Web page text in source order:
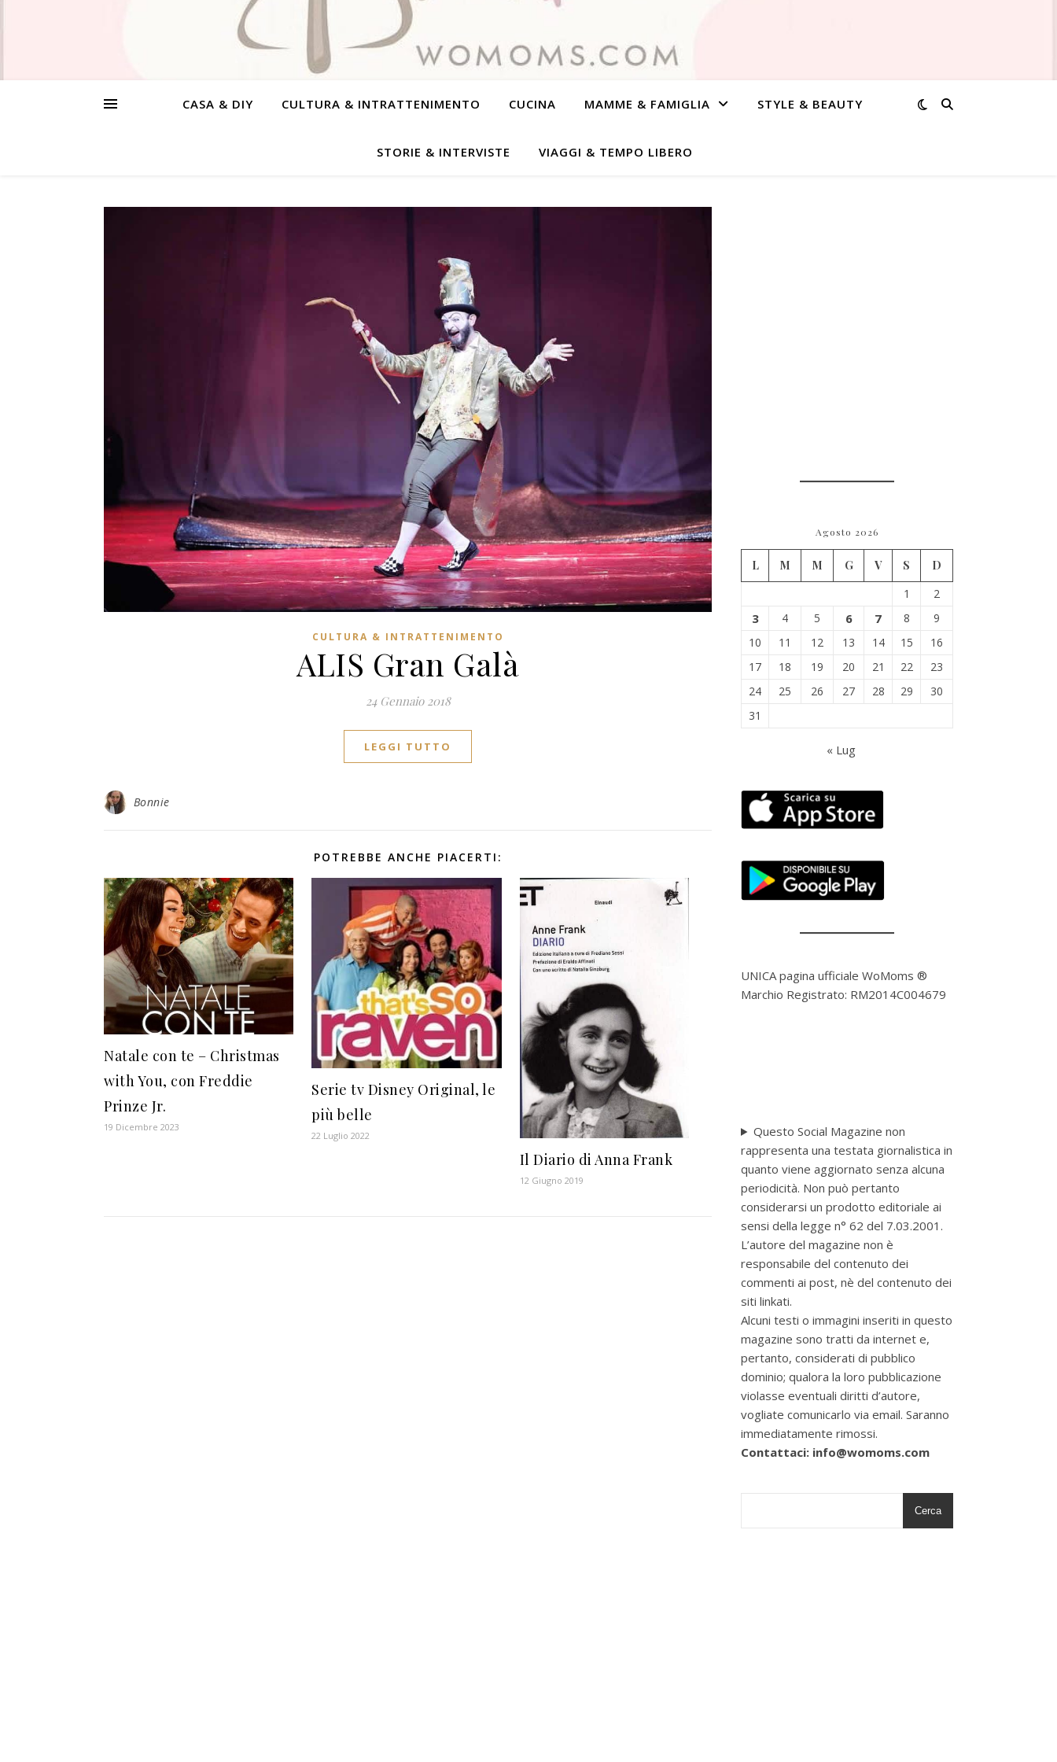
CASA & DIY CULTURA & INTRATTENIMENTO CUCINA MAMME & FAMIGLIA STYLE & BEAUTY
STORIE & INTERVISTE VIAGGI & TEMPO LIBERO
CULTURA & INTRATTENIMENTO
ALIS Gran Galà
24 Gennaio 2018
LEGGI TUTTO
Bonnie
POTREBBE ANCHE PIACERTI:
Natale con te – Christmas
with You, con Freddie
Prinze Jr.
19 Dicembre 2023
Serie tv Disney Original, le
più belle
22 Luglio 2022
Il Diario di Anna Frank
12 Giugno 2019
Agosto 2026
L M M G V S
D
1
2
3 4 5 6 7 8
9
10
11 12 13 14 15
16
17
18 19 20 21 22
23
24
25 26 27 28 29
30
31
« Lug
UNICA pagina ufficiale WoMoms ®
Marchio Registrato: RM2014C004679
Questo Social Magazine non
rappresenta una testata giornalistica in
quanto viene aggiornato senza alcuna
periodicità. Non può pertanto
considerarsi un prodotto editoriale ai
sensi della legge n° 62 del 7.03.2001.
L’autore del magazine non è
responsabile del contenuto dei
commenti ai post, nè del contenuto dei
siti linkati.
Alcuni testi o immagini inseriti in questo
magazine sono tratti da internet e,
pertanto, considerati di pubblico
dominio; qualora la loro pubblicazione
violasse eventuali diritti d’autore,
vogliate comunicarlo via email. Saranno
immediatamente rimossi.
Contattaci: info@womoms.com
Cerca